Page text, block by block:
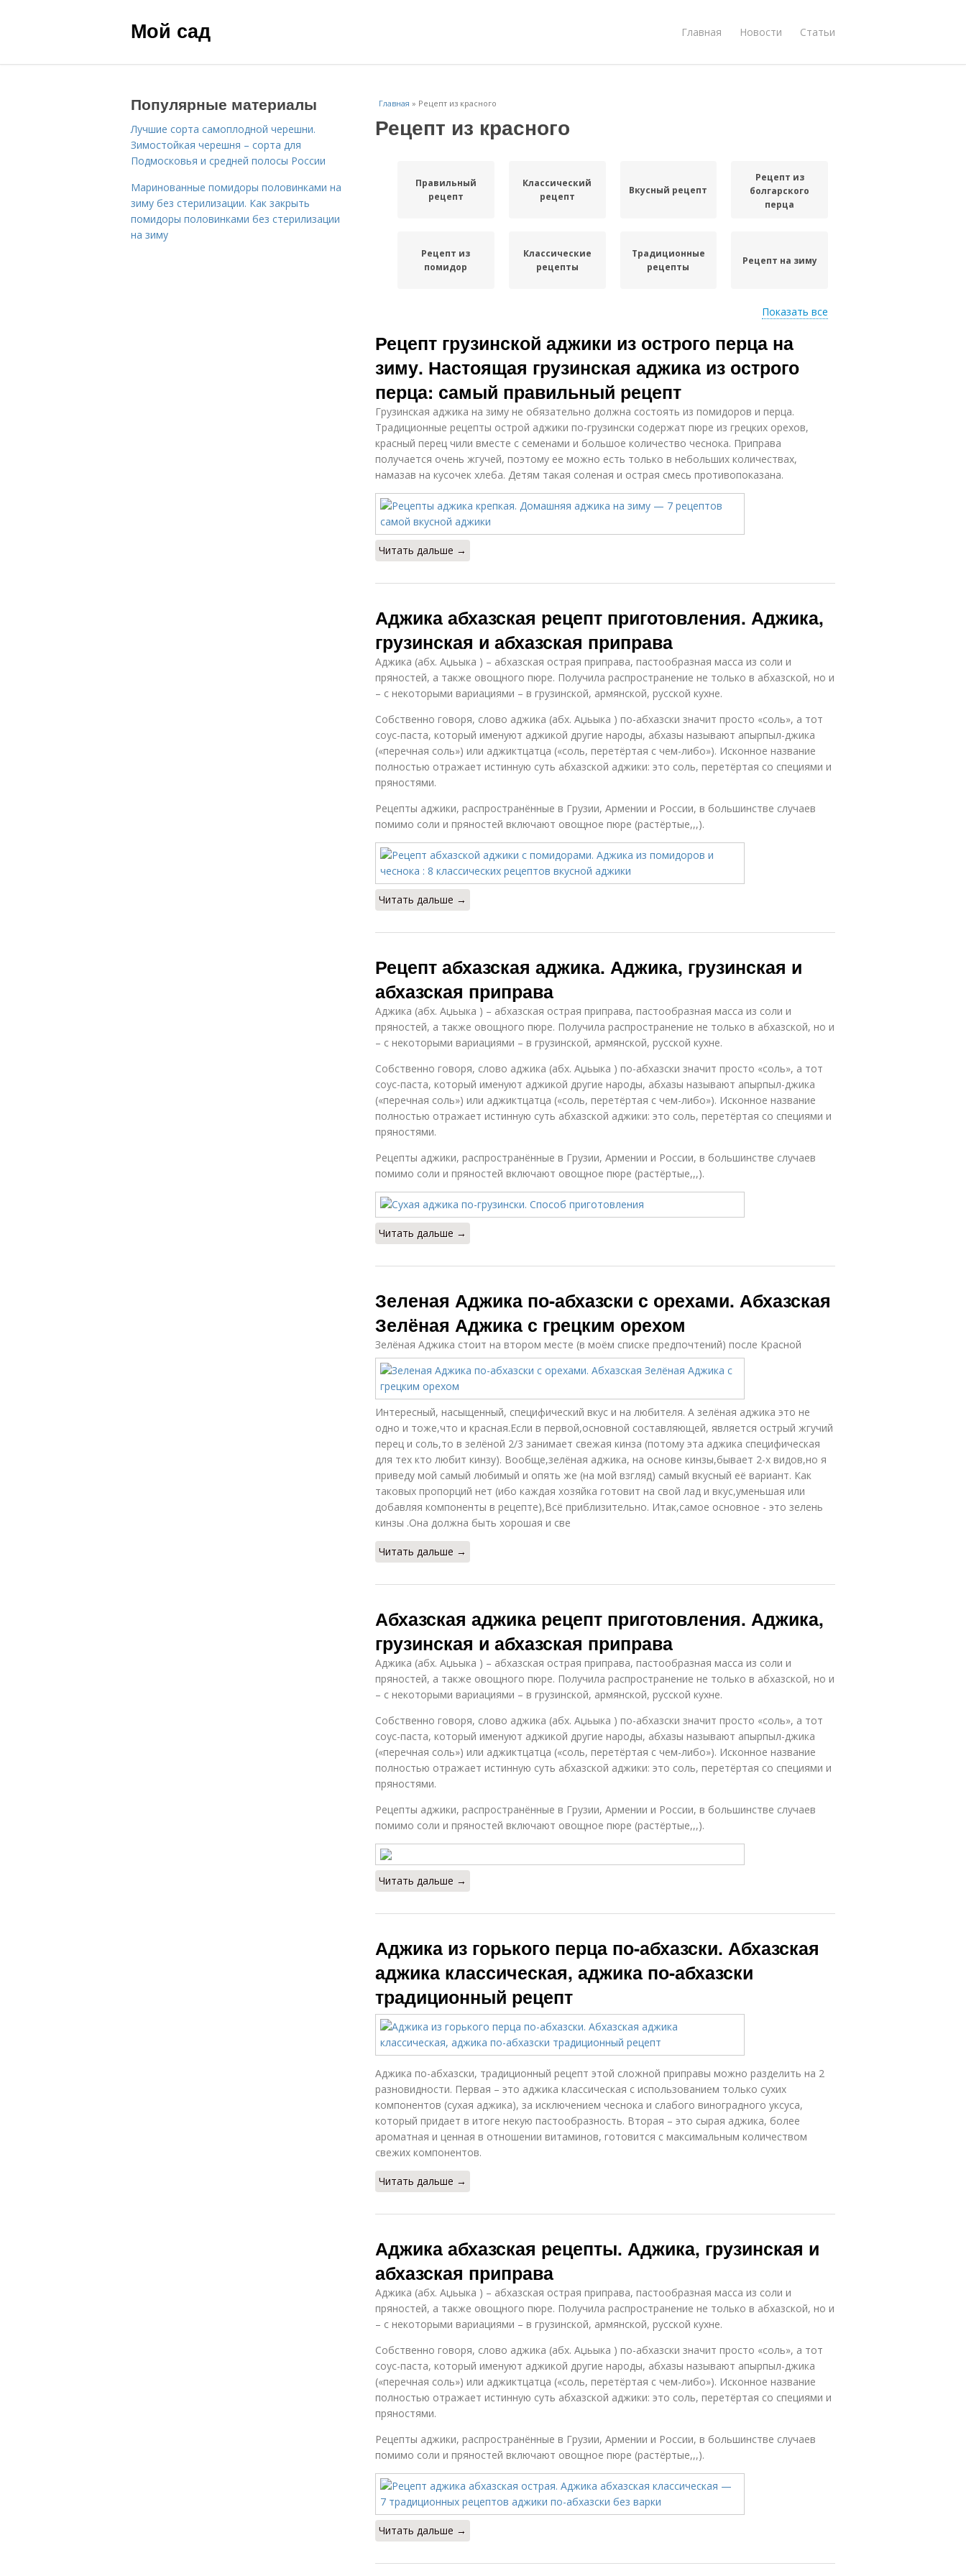
Мой сад Главная Новости Статьи
Главная » Рецепт из красного
Рецепт из красного
Правильный
рецепт
Классический
рецепт
Вкусный рецепт
Рецепт из
болгарского
перца
Рецепт из
помидор
Классические
рецепты
Традиционные
рецепты
Рецепт на зиму
сухуми
рецепт
рецепт
Показать все
Рецепт грузинской аджики из острого перца на
зиму. Настоящая грузинская аджика из острого
перца: самый правильный рецепт
Грузинская аджика на зиму не обязательно должна состоять из помидоров и перца.
Традиционные рецепты острой аджики по-грузински содержат пюре из грецких орехов,
красный перец чили вместе с семенами и большое количество чеснока. Приправа
получается очень жгучей, поэтому ее можно есть только в небольших количествах,
намазав на кусочек хлеба. Детям такая соленая и острая смесь противопоказана.
Читать дальше →
Аджика абхазская рецепт приготовления. Аджика,
грузинская и абхазская приправа
Аджика (абх. Аџьыка ) – абхазская острая приправа, пастообразная масса из соли и
пряностей, а также овощного пюре. Получила распространение не только в абхазской, но и
– с некоторыми вариациями – в грузинской, армянской, русской кухне.
Собственно говоря, слово аджика (абх. Аџьыка ) по-абхазски значит просто «соль», а тот
соус-паста, который именуют аджикой другие народы, абхазы называют апырпыл-джика
(«перечная соль») или аджиктцатца («соль, перетёртая с чем-либо»). Исконное название
полностью отражает истинную суть абхазской аджики: это соль, перетёртая со специями и
пряностями.
Рецепты аджики, распространённые в Грузии, Армении и России, в большинстве случаев
помимо соли и пряностей включают овощное пюре (растёртые,,,).
Читать дальше →
Рецепт абхазская аджика. Аджика, грузинская и
абхазская приправа
Аджика (абх. Аџьыка ) – абхазская острая приправа, пастообразная масса из соли и
пряностей, а также овощного пюре. Получила распространение не только в абхазской, но и
– с некоторыми вариациями – в грузинской, армянской, русской кухне.
Собственно говоря, слово аджика (абх. Аџьыка ) по-абхазски значит просто «соль», а тот
соус-паста, который именуют аджикой другие народы, абхазы называют апырпыл-джика
(«перечная соль») или аджиктцатца («соль, перетёртая с чем-либо»). Исконное название
полностью отражает истинную суть абхазской аджики: это соль, перетёртая со специями и
пряностями.
Рецепты аджики, распространённые в Грузии, Армении и России, в большинстве случаев
помимо соли и пряностей включают овощное пюре (растёртые,,,).
Читать дальше →
Зеленая Аджика по-абхазски с орехами. Абхазская
Зелёная Аджика с грецким орехом
Зелёная Аджика стоит на втором месте (в моём списке предпочтений) после Красной
Интересный, насыщенный, специфический вкус и на любителя. А зелёная аджика это не
одно и тоже,что и красная.Если в первой,основной составляющей, является острый жгучий
перец и соль,то в зелёной 2/3 занимает свежая кинза (потому эта аджика специфическая
для тех кто любит кинзу). Вообще,зелёная аджика, на основе кинзы,бывает 2-х видов,но я
приведу мой самый любимый и опять же (на мой взгляд) самый вкусный её вариант. Как
таковых пропорций нет (ибо каждая хозяйка готовит на свой лад и вкус,уменьшая или
добавляя компоненты в рецепте),Всё приблизительно. Итак,самое основное - это зелень
кинзы .Она должна быть хорошая и све
Читать дальше →
Абхазская аджика рецепт приготовления. Аджика,
грузинская и абхазская приправа
Аджика (абх. Аџьыка ) – абхазская острая приправа, пастообразная масса из соли и
пряностей, а также овощного пюре. Получила распространение не только в абхазской, но и
– с некоторыми вариациями – в грузинской, армянской, русской кухне.
Собственно говоря, слово аджика (абх. Аџьыка ) по-абхазски значит просто «соль», а тот
соус-паста, который именуют аджикой другие народы, абхазы называют апырпыл-джика
(«перечная соль») или аджиктцатца («соль, перетёртая с чем-либо»). Исконное название
полностью отражает истинную суть абхазской аджики: это соль, перетёртая со специями и
пряностями.
Рецепты аджики, распространённые в Грузии, Армении и России, в большинстве случаев
помимо соли и пряностей включают овощное пюре (растёртые,,,).
Читать дальше →
Аджика из горького перца по-абхазски. Абхазская
аджика классическая, аджика по-абхазски
традиционный рецепт
Аджика по-абхазски, традиционный рецепт этой сложной приправы можно разделить на 2
разновидности. Первая – это аджика классическая с использованием только сухих
компонентов (сухая аджика), за исключением чеснока и слабого виноградного уксуса,
который придает в итоге некую пастообразность. Вторая – это сырая аджика, более
ароматная и ценная в отношении витаминов, готовится с максимальным количеством
свежих компонентов.
Читать дальше →
Аджика абхазская рецепты. Аджика, грузинская и
абхазская приправа
Аджика (абх. Аџьыка ) – абхазская острая приправа, пастообразная масса из соли и
пряностей, а также овощного пюре. Получила распространение не только в абхазской, но и
– с некоторыми вариациями – в грузинской, армянской, русской кухне.
Собственно говоря, слово аджика (абх. Аџьыка ) по-абхазски значит просто «соль», а тот
соус-паста, который именуют аджикой другие народы, абхазы называют апырпыл-джика
(«перечная соль») или аджиктцатца («соль, перетёртая с чем-либо»). Исконное название
полностью отражает истинную суть абхазской аджики: это соль, перетёртая со специями и
пряностями.
Рецепты аджики, распространённые в Грузии, Армении и России, в большинстве случаев
помимо соли и пряностей включают овощное пюре (растёртые,,,).
Читать дальше →
Популярные материалы
Лучшие сорта самоплодной черешни.
Зимостойкая черешня – сорта для
Подмосковья и средней полосы России
Маринованные помидоры половинками на
зиму без стерилизации. Как закрыть
помидоры половинками без стерилизации
на зиму